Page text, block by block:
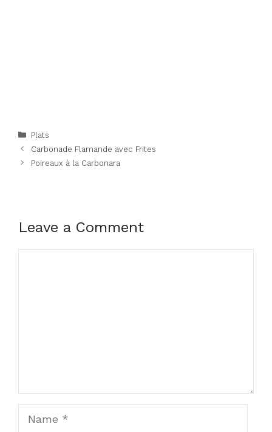
Categories
Plats
Carbonade Flamande avec Frites
Poireaux à la Carbonara
Leave a Comment